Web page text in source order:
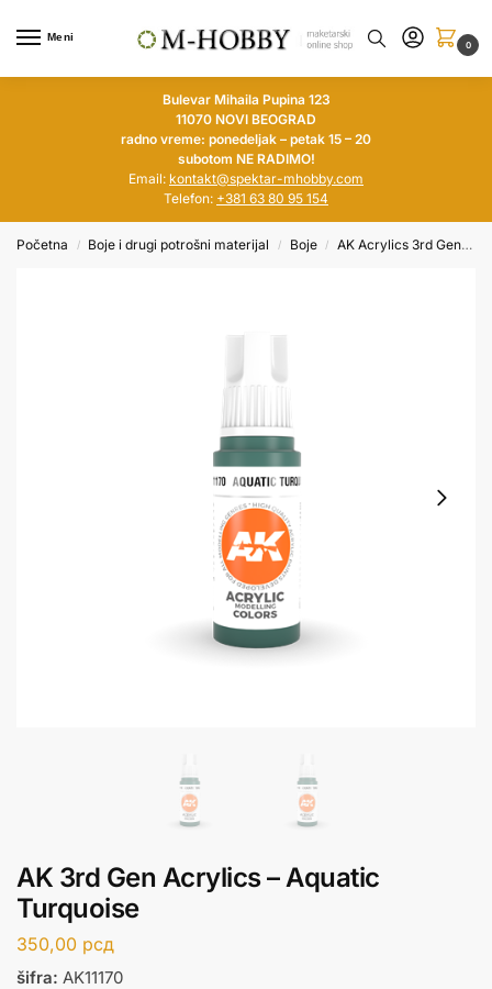
Meni
0
Bulevar Mihaila Pupina 123
11070 NOVI BEOGRAD
radno vreme: ponedeljak – petak 15 – 20
subotom NE RADIMO!
Email: kontakt@spektar-mhobby.com
Telefon: +381 63 80 95 154
Početna / Boje i drugi potrošni materijal / Boje / AK Acrylics 3rd Generation
AK 3rd Gen Acrylics – Aquatic
Turquoise
350,00 рсд
šifra: AK11170